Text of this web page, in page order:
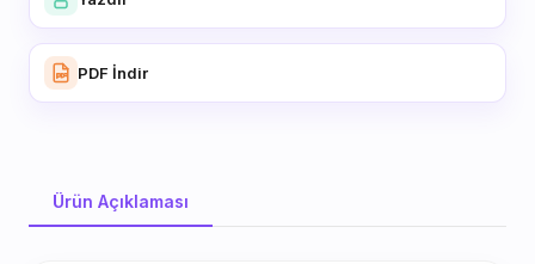
PDF İndir
Ürün Açıklaması